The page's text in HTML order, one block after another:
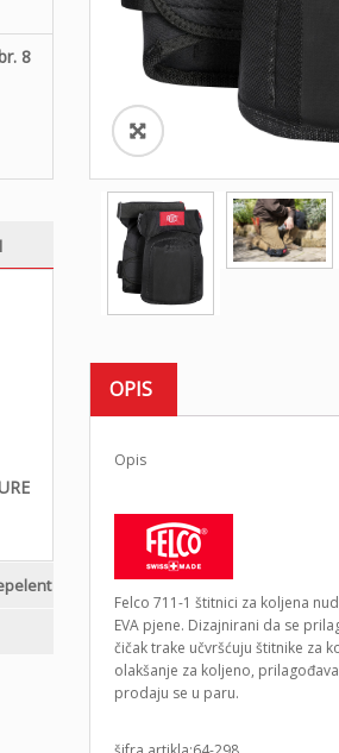
8
OPIS
Opis
Felco 711-1 štitnici za koljena
EVA pjene. Dizajnirani da se
čičak trake učvršćuju štitnike za
olakšanje za koljeno,
prodaju se u paru.